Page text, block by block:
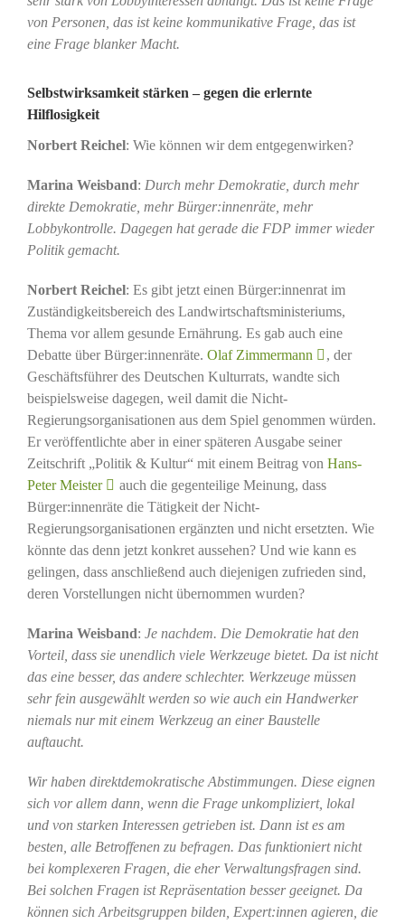
von Personen, das ist keine kommunikative Frage, das ist
eine Frage blanker Macht.
Selbstwirksamkeit stärken – gegen die erlernte
Hilflosigkeit
Norbert Reichel: Wie können wir dem entgegenwirken?
Marina Weisband: Durch mehr Demokratie, durch mehr
direkte Demokratie, mehr Bürger:innenräte, mehr
Lobbykontrolle. Dagegen hat gerade die FDP immer wieder
Politik gemacht.
Norbert Reichel: Es gibt jetzt einen Bürger:innenrat im
Zuständigkeitsbereich des Landwirtschaftsministeriums,
Thema vor allem gesunde Ernährung. Es gab auch eine
Debatte über Bürger:innenräte. Olaf Zimmermann
, der
Geschäftsführer des Deutschen Kulturrats, wandte sich
beispielsweise dagegen, weil damit die Nicht-
Regierungsorganisationen aus dem Spiel genommen würden.
Er veröffentlichte aber in einer späteren Ausgabe seiner
Zeitschrift „Politik & Kultur“ mit einem Beitrag von Hans-
Peter Meister
auch die gegenteilige Meinung, dass
Bürger:innenräte die Tätigkeit der Nicht-
Regierungsorganisationen ergänzten und nicht ersetzten. Wie
könnte das denn jetzt konkret aussehen? Und wie kann es
gelingen, dass anschließend auch diejenigen zufrieden sind,
deren Vorstellungen nicht übernommen wurden?
Marina Weisband: Je nachdem. Die Demokratie hat den
Vorteil, dass sie unendlich viele Werkzeuge bietet. Da ist nicht
das eine besser, das andere schlechter. Werkzeuge müssen
sehr fein ausgewählt werden so wie auch ein Handwerker
niemals nur mit einem Werkzeug an einer Baustelle
auftaucht.
Wir haben direktdemokratische Abstimmungen. Diese eignen
sich vor allem dann, wenn die Frage unkompliziert, lokal
und von starken Interessen getrieben ist. Dann ist es am
besten, alle Betroffenen zu befragen. Das funktioniert nicht
bei komplexeren Fragen, die eher Verwaltungsfragen sind.
Bei solchen Fragen ist Repräsentation besser geeignet. Da
können sich Arbeitsgruppen bilden, Expert:innen agieren, die